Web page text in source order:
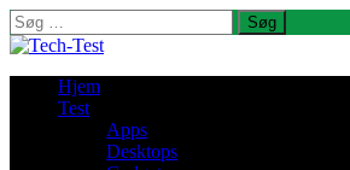
Søg
efter:
Hjem
Test
Apps
Desktops